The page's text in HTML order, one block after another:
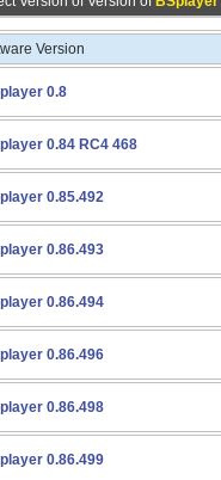
Version
0.8
0.84 RC4 468
0.85.492
0.86.493
0.86.494
0.86.496
0.86.498
0.86.499